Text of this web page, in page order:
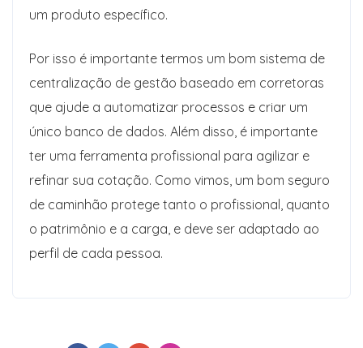
um produto específico.
Por isso é importante termos um bom sistema de
centralização de gestão baseado em corretoras
que ajude a automatizar processos e criar um
único banco de dados. Além disso, é importante
ter uma ferramenta profissional para agilizar e
refinar sua cotação. Como vimos, um bom seguro
de caminhão protege tanto o profissional, quanto
o patrimônio e a carga, e deve ser adaptado ao
perfil de cada pessoa.